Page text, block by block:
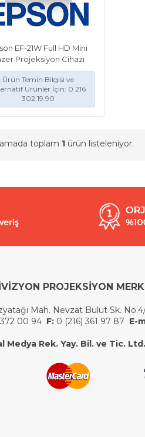
EF-21W Full HD Mini
Projeksiyon Cihazı
Ürün Temin Bilgisi ve
Ürünler İçin: 0 216
302 19 90
toplam 1 ürün listeleniyor.
PROJEKSİYON
Mah. Nevzat Bulut Sk.
00 94 F:0 (216) 361 97 87 E-
Rek. Yay. Bil. ve Tic.